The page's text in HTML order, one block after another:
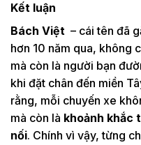
Kết luận
Bách Việt – cái tên đã
hơn 10 năm qua, không
mà còn là người bạn
khi đặt chân đến miền
rằng, mỗi chuyến xe
mà còn là khoảnh khắc
nối. Chính vì vậy, từng